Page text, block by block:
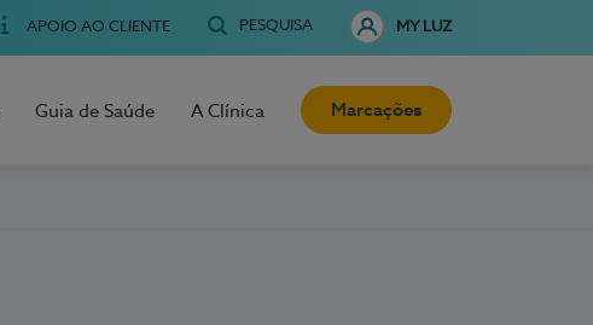
APOIO AO CLIENTE PESQUISA MY LUZ
Guia de Saúde A Clínica Marcações